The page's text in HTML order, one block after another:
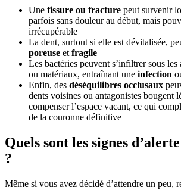
Une fissure ou fracture peut survenir
parfois sans douleur au début, mais
irrécupérable
La dent, surtout si elle est dévitalisée,
poreuse et fragile
Les bactéries peuvent s’infiltrer sous les
ou matériaux, entraînant une infection
Enfin, des déséquilibres occlusaux
dents voisines ou antagonistes bougent
compenser l’espace vacant, ce qui
de la couronne définitive
Quels sont les signes
?
Même si vous avez décidé d’attendre un peu,